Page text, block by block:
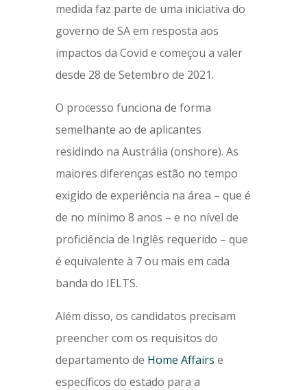
medida faz parte de uma iniciativa do
governo de SA em resposta aos
impactos da Covid e começou a valer
desde 28 de Setembro de 2021.
O processo funciona de forma
semelhante ao de aplicantes
residindo na Austrália (onshore). As
maiores diferenças estão no tempo
exigido de experiência na área – que é
de no mínimo 8 anos – e no nível de
proficiência de Inglês requerido – que
é equivalente à 7 ou mais em cada
banda do IELTS.
Além disso, os candidatos precisam
preencher com os requisitos do
departamento de Home Affairs e
específicos do estado para a